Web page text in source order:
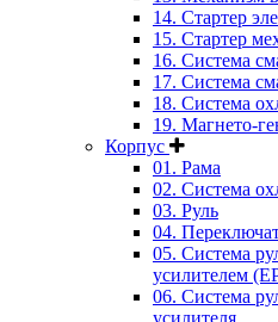
14. Стартер
15. Стартер
16. Система
17. Система
18. Система
19. Магнето-
Корпус
01. Рама
02. Система
03. Руль
04.
05. Система
усилителем
06. Система
усилителя